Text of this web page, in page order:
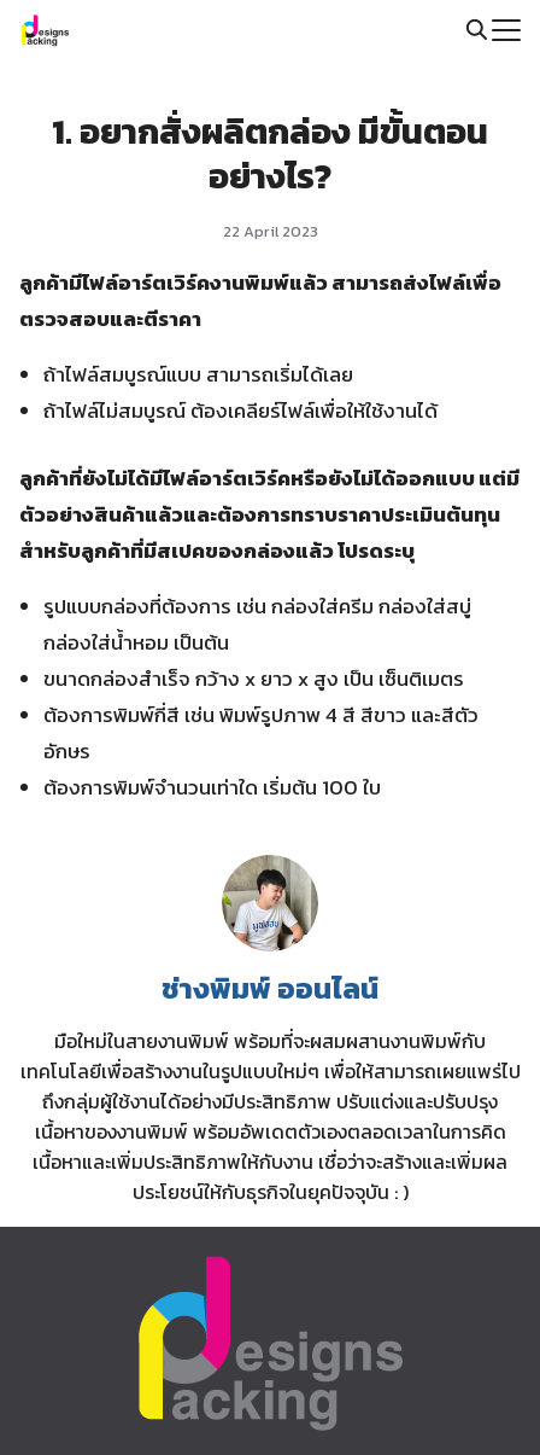
Skip
1. อยากสั่งผลิตกล่อง มีขั้นตอน
อย่างไร?
22 April 2023
ลูกค้ามีไฟล์อาร์ตเวิร์คงานพิมพ์แล้ว สามารถส่งไฟล์เพื่อ
ตรวจสอบและตีราคา
ถ้าไฟล์สมบูรณ์แบบ สามารถเริ่มได้เลย
ถ้าไฟล์ไม่สมบูรณ์ ต้องเคลียร์ไฟล์เพื่อให้ใช้งานได้
ลูกค้าที่ยังไม่ได้มีไฟล์อาร์ตเวิร์คหรือยังไม่ได้ออกแบบ แต่มี
ตัวอย่างสินค้าแล้วและต้องการทราบราคาประเมินต้นทุน
สำหรับลูกค้าที่มีสเปคของกล่องแล้ว โปรดระบุ
รูปแบบกล่องที่ต้องการ เช่น กล่องใส่ครีม กล่องใส่สบู่
กล่องใส่น้ำหอม เป็นต้น
ขนาดกล่องสำเร็จ กว้าง x ยาว x สูง เป็น เซ็นติเมตร
ต้องการพิมพ์กี่สี เช่น พิมพ์รูปภาพ 4 สี สีขาว และสีตัว
อักษร
ต้องการพิมพ์จำนวนเท่าใด เริ่มต้น 100 ใบ
ช่างพิมพ์ ออนไลน์
มือใหม่ในสายงานพิมพ์ พร้อมที่จะผสมผสานงานพิมพ์กับ
เทคโนโลยีเพื่อสร้างงานในรูปแบบใหม่ๆ เพื่อให้สามารถเผยแพร่ไป
ถึงกลุ่มผู้ใช้งานได้อย่างมีประสิทธิภาพ ปรับแต่งและปรับปรุง
เนื้อหาของงานพิมพ์ พร้อมอัพเดตตัวเองตลอดเวลาในการคิด
เนื้อหาและเพิ่มประสิทธิภาพให้กับงาน เชื่อว่าจะสร้างและเพิ่มผล
ประโยชน์ให้กับธุรกิจในยุคปัจจุบัน : )